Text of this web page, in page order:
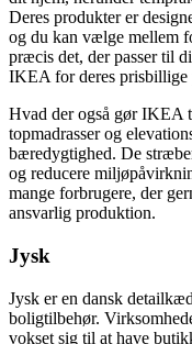
Deres produkter er
og du kan vælge mellem
præcis det, der passer til
IKEA for deres prisbillige
Hvad der også gør IKEA
topmadrasser og
bæredygtighed. De
og reducere
mange forbrugere, der
ansvarlig produktion.
Jysk
Jysk er en dansk
boligtilbehør.
vokset sig til at have